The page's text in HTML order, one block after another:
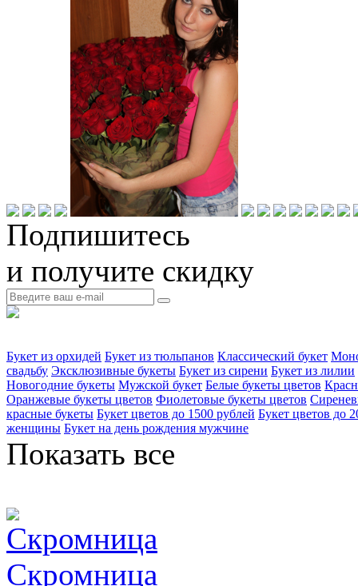
Подпишитесь
и получите скидку
Букет из орхидей Букет из тюльпанов Классический букет
свадьбу Эксклюзивные букеты Букет из сирени Букет из лилии
Новогодние букеты Мужской букет Белые букеты цветов
Оранжевые букеты цветов Фиолетовые букеты цветов
красные букеты Букет цветов до 1500 рублей Букет цветов до
женщины Букет на день рождения мужчине
Показать все
Скромница